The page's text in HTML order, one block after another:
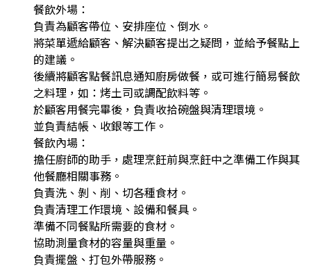
餐飲外場：
負責為顧客帶位、安排座位、倒水。
將菜單遞給顧客、解決顧客提出之疑問，並給予餐點上
的建議。
後續將顧客點餐訊息通知廚房做餐，或可進行簡易餐飲
之料理，如：烤土司或調配飲料等。
於顧客用餐完畢後，負責收拾碗盤與清理環境。
並負責結帳、收銀等工作。
餐飲內場：
擔任廚師的助手，處理烹飪前與烹飪中之準備工作與其
他餐廳相關事務。
負責洗、剝、削、切各種食材。
負責清理工作環境、設備和餐具。
準備不同餐點所需要的食材。
協助測量食材的容量與重量。
負責擺盤、打包外帶服務。